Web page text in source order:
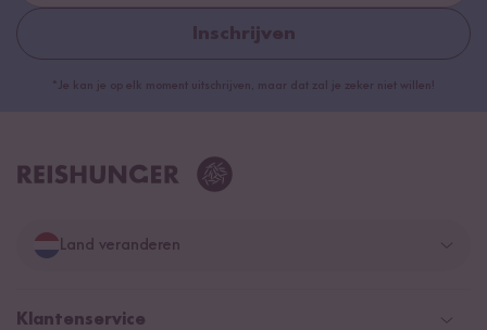
Inschrijven
*Je kan je op elk moment uitschrijven, maar dat zal je zeker niet willen!
Land veranderen
Duitsland
Klantenservice